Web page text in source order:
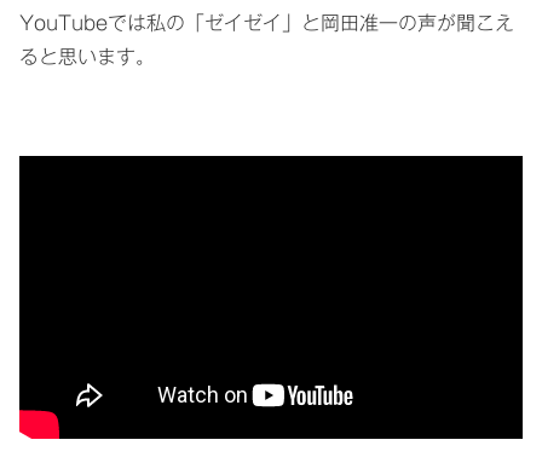
YouTubeでは私の「ゼイゼイ」と岡田准一の声が聞こえ
ると思います。